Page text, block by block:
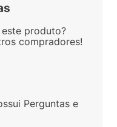
produto?
compradores!
Perguntas e